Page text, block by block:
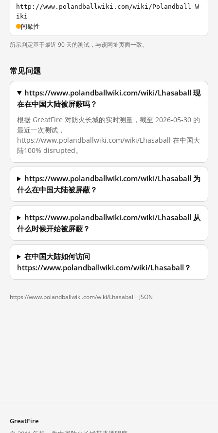
http://www.polandballwiki.com/wiki/Polandball_W
iki
间歇性
所示判定基于最近 90 天的测试，与该网址页面一致。
常见问题
https://www.polandballwiki.com/wiki/Lhasaball 现
在在中国大陆被屏蔽吗？
根据 GreatFire 对防火长城的实时测量，截至 2026-05-30 的
最近一次测试，
https://www.polandballwiki.com/wiki/Lhasaball 在中国大
陆100% disrupted。
https://www.polandballwiki.com/wiki/Lhasaball 为
什么在中国大陆被屏蔽？
https://www.polandballwiki.com/wiki/Lhasaball 从
什么时候开始被屏蔽？
在中国大陆如何访问
https://www.polandballwiki.com/wiki/Lhasaball？
https://www.polandballwiki.com/wiki/Lhasaball · JSON
GreatFire